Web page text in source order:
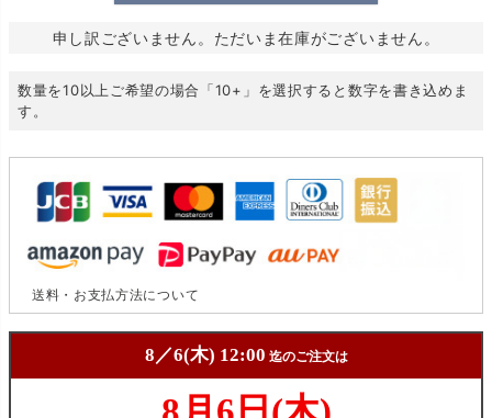
申し訳ございません。ただいま在庫がございません。
数量を10以上ご希望の場合「10+」を選択すると数字を書き込めま
す。
送料・お支払方法について